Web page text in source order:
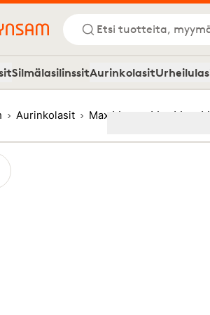
Etsi tuotteita,
SilmälasilinssitAurinkolasit
Aurinkolasit Max Mara Max Mara